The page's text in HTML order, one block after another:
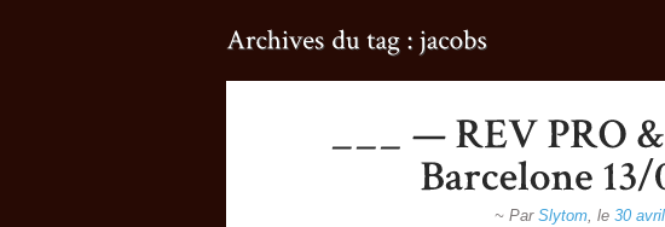
~ Par Slytom, le 30